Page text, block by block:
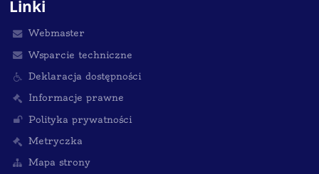
Linki
Webmaster
Wsparcie techniczne
Deklaracja dostępności
Informacje prawne
Polityka prywatności
Metryczka
Mapa strony